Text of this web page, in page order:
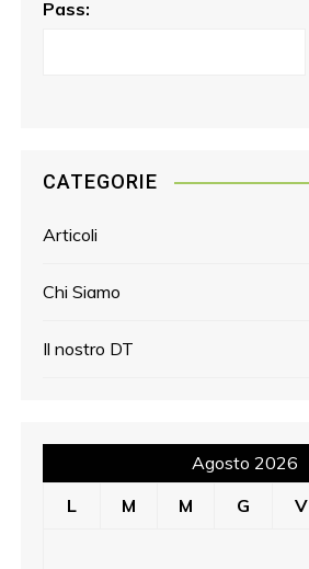
Pass:
CATEGORIE
Articoli
Chi Siamo
Il nostro DT
Agosto 2026
L
M M G V